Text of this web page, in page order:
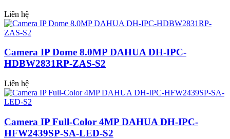
Liên hệ
Camera IP Dome 8.0MP DAHUA DH-IPC-
HDBW2831RP-ZAS-S2
Liên hệ
Camera IP Full-Color 4MP DAHUA DH-IPC-
HFW2439SP-SA-LED-S2